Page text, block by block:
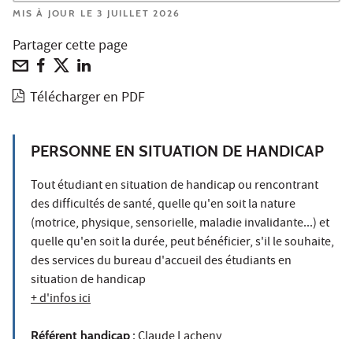
MIS À JOUR LE 3 JUILLET 2026
Partager cette page
Télécharger en PDF
PERSONNE EN SITUATION DE HANDICAP
Tout étudiant en situation de handicap ou rencontrant
des difficultés de santé, quelle qu'en soit la nature
(motrice, physique, sensorielle, maladie invalidante...) et
quelle qu'en soit la durée, peut bénéficier, s'il le souhaite,
des services du bureau d'accueil des étudiants en
situation de handicap
+ d'infos ici
Référent handicap